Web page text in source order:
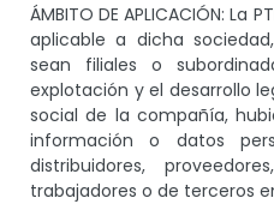
ÁMBITO DE APLICACIÓN: La
aplicable a dicha
sean filiales o
explotación y el desarrollo
social de la compañía,
información o datos
distribuidores,
trabajadores o de terceros